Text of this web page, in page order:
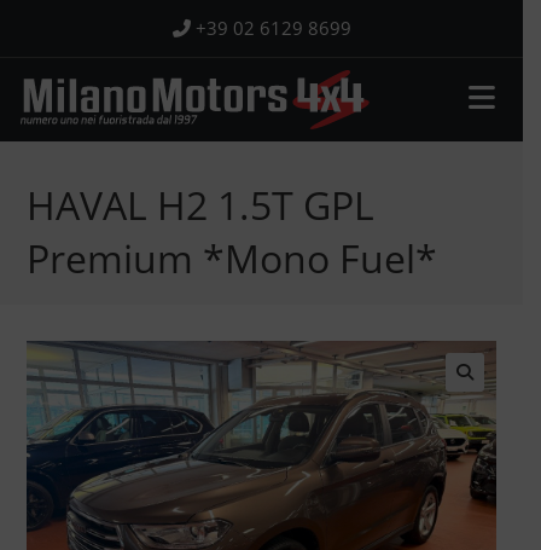
contenuto
+39 02 6129 8699
HAVAL H2 1.5T GPL
Premium *Mono Fuel*
🔍